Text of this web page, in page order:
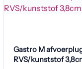
Gastro M
RVS/kunststof